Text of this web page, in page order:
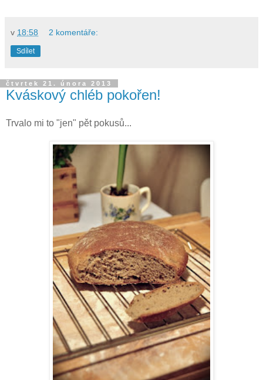
v 18:58 2 komentáře:
Sdílet
čtvrtek 21. února 2013
Kváskový chléb pokořen!
Trvalo mi to "jen" pět pokusů...